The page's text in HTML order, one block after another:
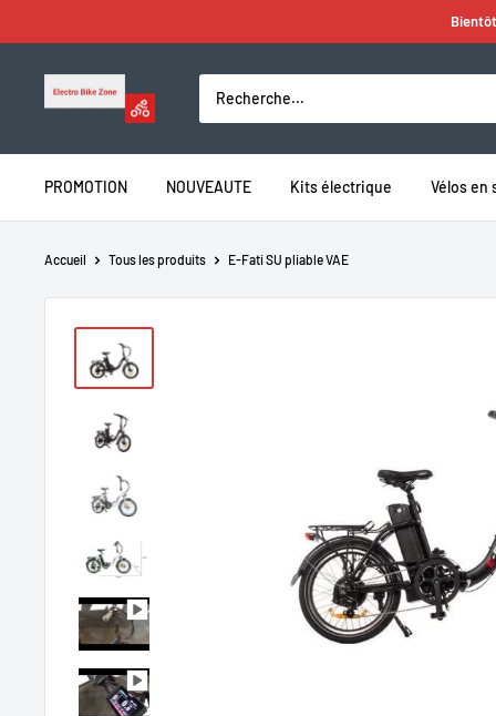
au
contenu
Electro
PROMOTION NOUVEAUTE Kits électrique Vélos en
Accueil Tous les produits E-Fati SU pliable VAE